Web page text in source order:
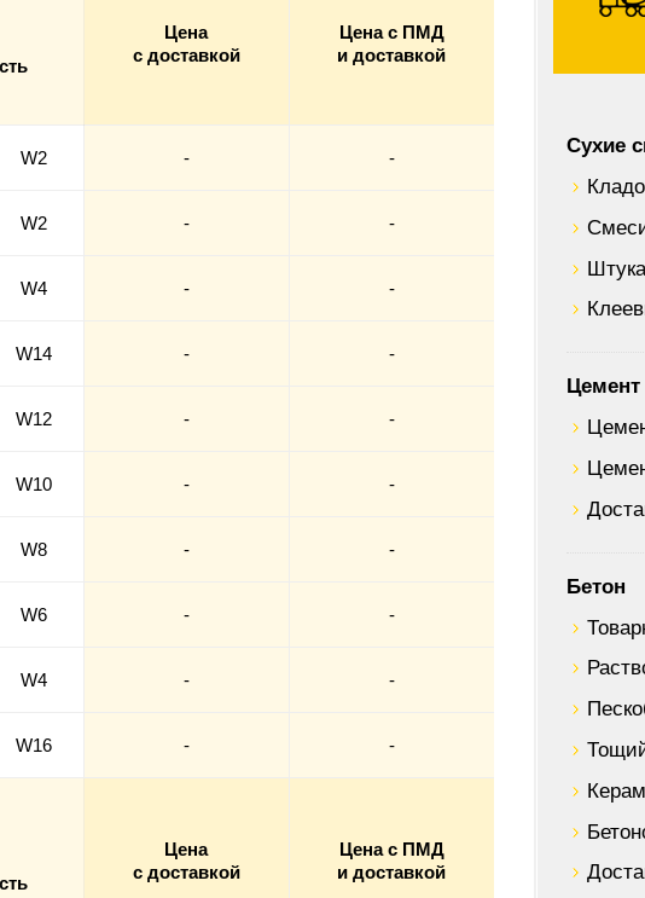
Цена
с доставкой
Цена с ПМД
и доставкой
W2 - -
W2 - -
W4 - -
W14 - -
W12 - -
W10 - -
W8 - -
W6 - -
W4 - -
W16 - -
Цена
с доставкой
Цена с ПМД
и доставкой
Сухие
Цемент
Бетон